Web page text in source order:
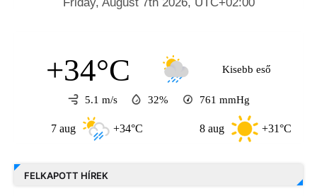
+34°C Kisebb eső
5.1 m/s 32% 761 mmHg
+34°C +31°C
FELKAPOTT HÍREK